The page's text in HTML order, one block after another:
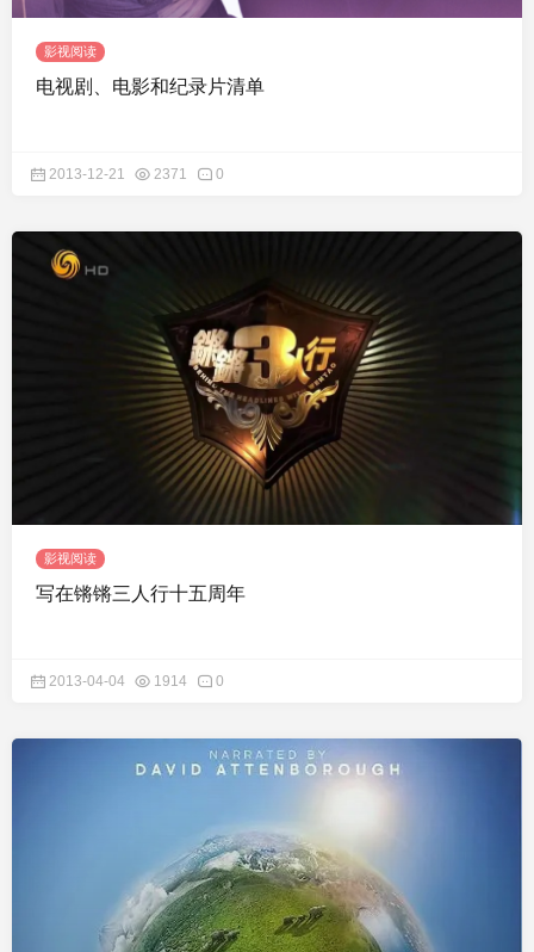
影视阅读
电视剧、电影和纪录片清单
2013-12-21 2371 0
影视阅读
写在锵锵三人行十五周年
2013-04-04 1914 0